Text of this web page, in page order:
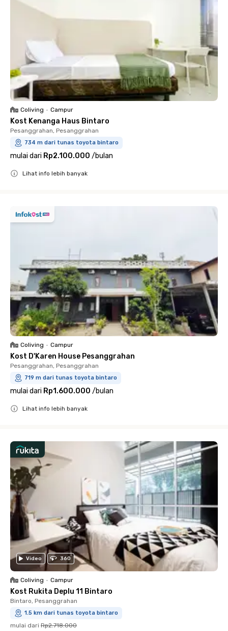
Coliving • Campur
Kost Kenanga Haus Bintaro
Pesanggrahan, Pesanggrahan
734 m dari tunas toyota bintaro
mulai dari Rp2.100.000 /bulan
Lihat info lebih banyak
Coliving • Campur
Kost D'Karen House Pesanggrahan
Pesanggrahan, Pesanggrahan
719 m dari tunas toyota bintaro
mulai dari Rp1.600.000 /bulan
Lihat info lebih banyak
Video 360
Coliving • Campur
Kost Rukita Deplu 11 Bintaro
Bintaro, Pesanggrahan
1.5 km dari tunas toyota bintaro
mulai dari Rp2.718.000